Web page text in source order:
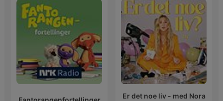
Er det noe liv - med Nora